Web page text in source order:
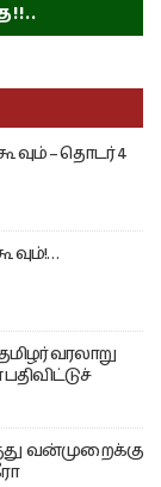
வும் – தொடர் 4
வும்!…
வரலாறு
வன்முறைக்கு